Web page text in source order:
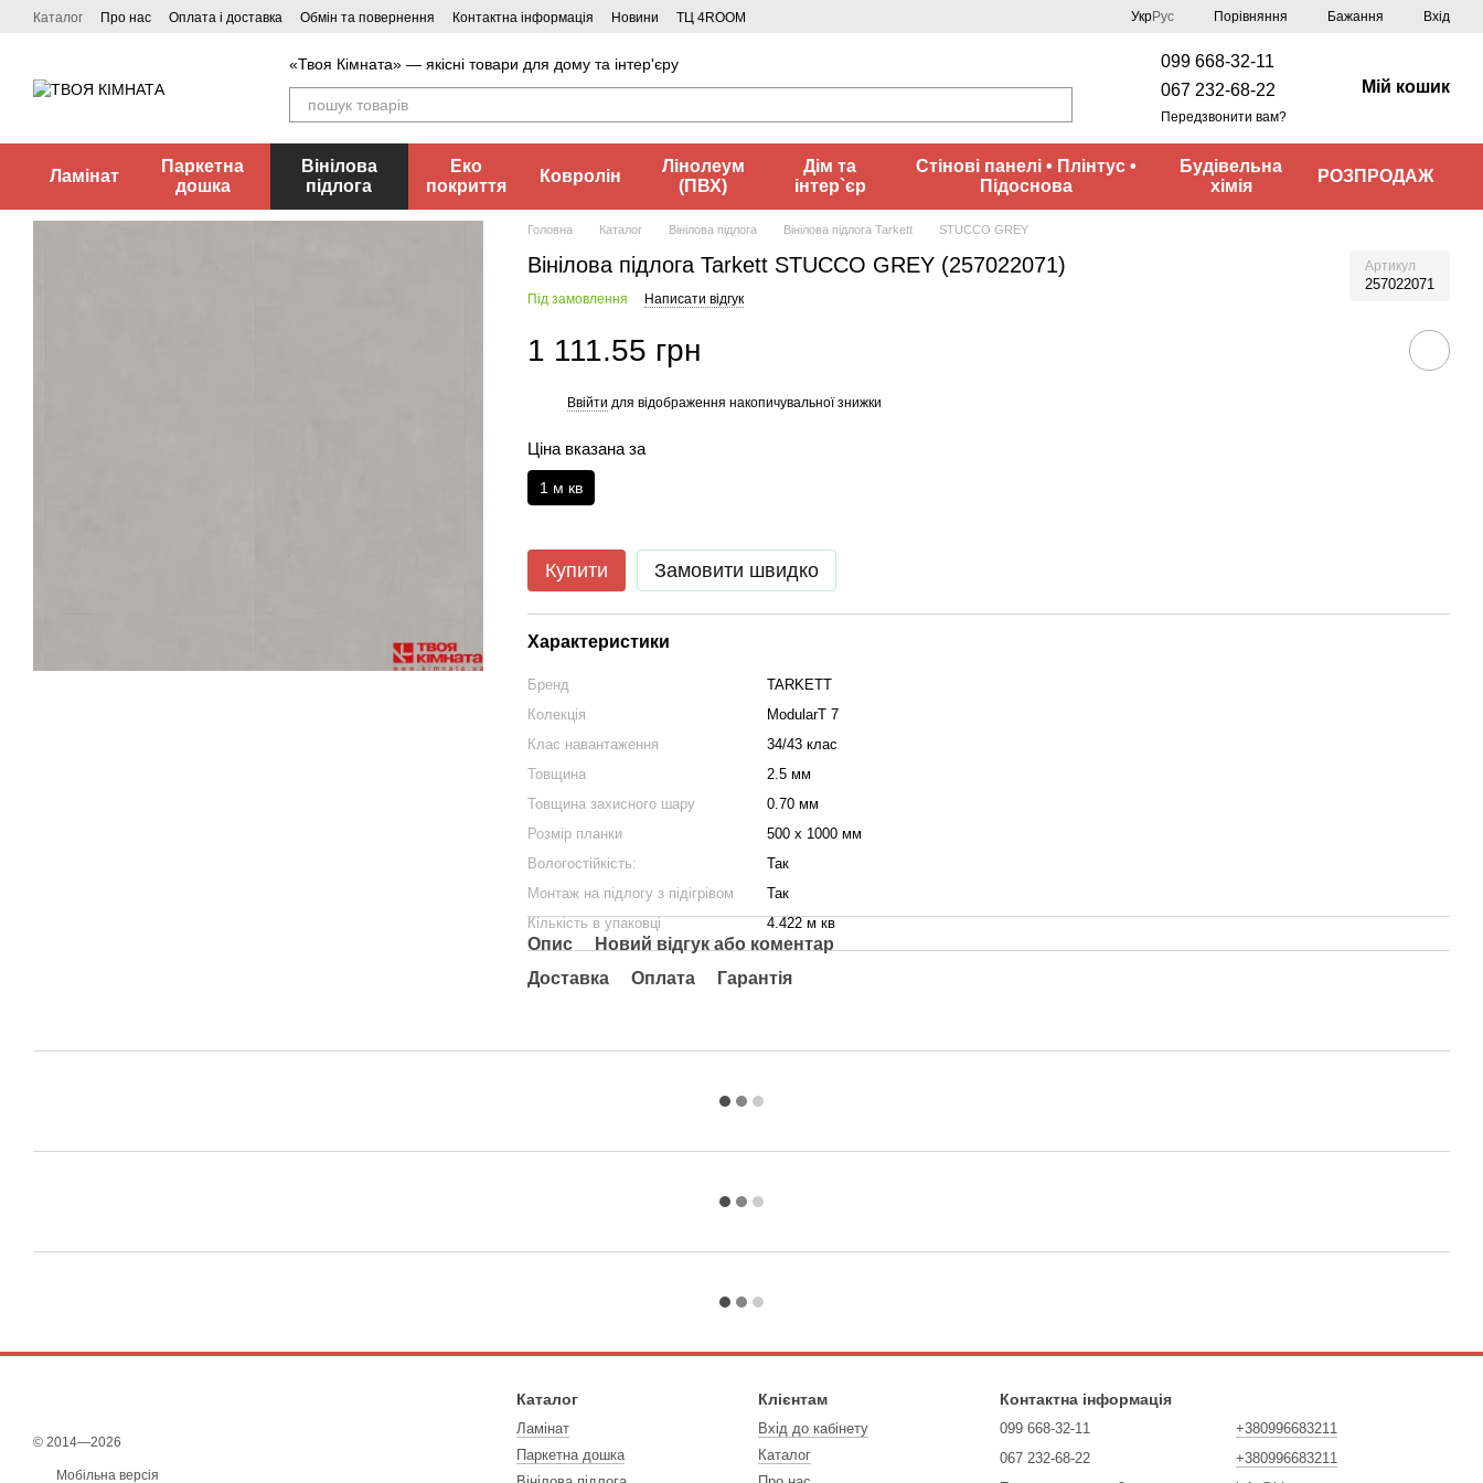
Перейти до основного контенту
Каталог Про нас Оплата і доставка Обмін та повернення Контактна інформація Новини ТЦ 4ROOM УкрРус Порівняння Бажання Вхід
«Твоя Кімната» — якісні товари для дому та інтер'єру
099 668-32-11
067 232-68-22
Передзвонити вам?
Мій кошик
Ламінат
Паркетна
дошка
Вінілова
підлога
Еко
покриття
Ковролін
Лінолеум
(ПВХ)
Дім та
інтер`єр
Стінові панелі • Плінтус •
Підоснова
Будівельна
хімія
РОЗПРОДАЖ
Головна Каталог Вінілова підлога Вінілова підлога Tarkett STUCCO GREY
Вінілова підлога Tarkett STUCCO GREY (257022071) Артикул
257022071
Під замовлення Написати відгук
1 111.55 грн
Ввійти для відображення накопичувальної знижки
Ціна вказана за
1 м кв
Купити Замовити швидко
Характеристики
Бренд
TARKETT
Колекція
ModularT 7
Клас навантаження
34/43 клас
Товщина
2.5 мм
Товщина захисного шару
0.70 мм
Розмір планки
500 x 1000 мм
Вологостійкість:
Так
Монтаж на підлогу з підігрівом
Так
Кількість в упаковці
4.422 м кв
Опис
Новий відгук або коментар
Доставка
Оплата Гарантія
© 2014—2026
Мобільна версія
Каталог
Ламінат
Паркетна дошка
Клієнтам
Вхід до кабінету
Каталог
Контактна інформація
099 668-32-11
067 232-68-22
+380996683211
+380996683211